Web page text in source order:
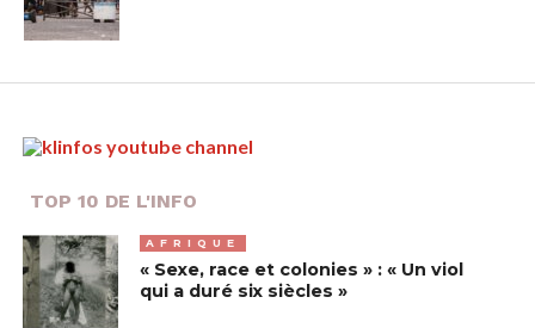
TOP 10 DE L'INFO
AFRIQUE
« Sexe, race et colonies » : « Un viol
qui a duré six siècles »